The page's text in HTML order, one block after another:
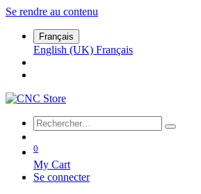
Se rendre au contenu
Français
English (UK) Français
0
My Cart
Se connecter